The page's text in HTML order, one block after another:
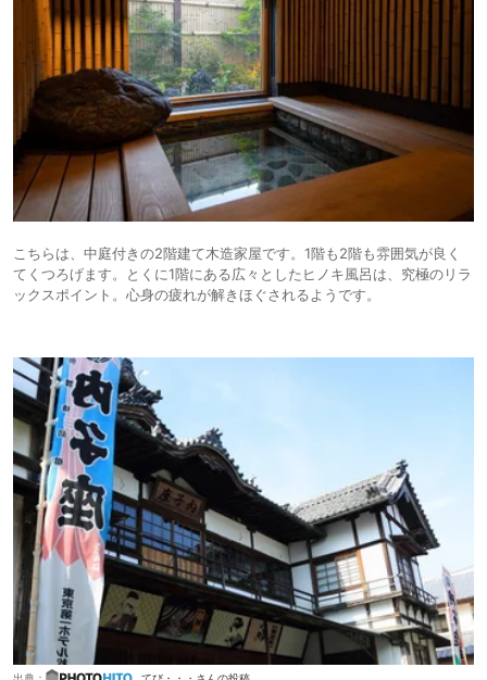
こちらは、中庭付きの2階建て木造家屋です。1階も2階も雰囲気が良く
てくつろげます。とくに1階にある広々としたヒノキ風呂は、究極のリラ
ックスポイント。心身の疲れが解きほぐされるようです。